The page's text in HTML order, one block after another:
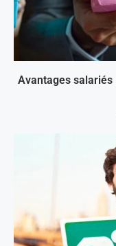
Avantages salariés